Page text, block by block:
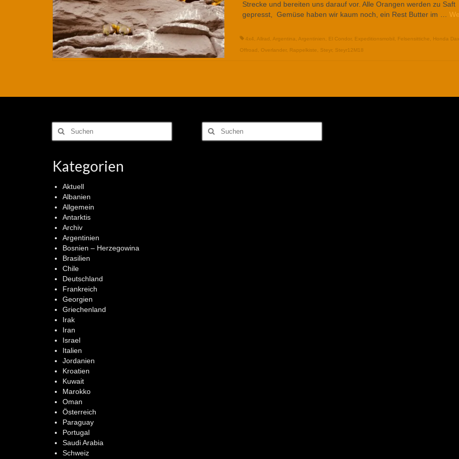
Strecke und bereiten uns darauf vor. Alle Orangen werden zu Saft
gepresst, Gemüse haben wir kaum noch, ein Rest Butter im …
4x4 Allrad Argentina Argentinien El Condor, Expeditionsmobil Felsensittiche Honda Dax
Offroad
Overlander, Rappelkiste Steyr, Steyr12M18
Suchen
nach:
Kategorien
Aktuell
Albanien
Allgemein
Antarktis
Archiv
Argentinien
Bosnien – Herzegowina
Brasilien
Chile
Deutschland
Frankreich
Georgien
Griechenland
Irak
Iran
Israel
Italien
Jordanien
Kroatien
Kuwait
Marokko
Oman
Österreich
Paraguay
Portugal
Saudi Arabia
Schweiz
Suchen
nach: